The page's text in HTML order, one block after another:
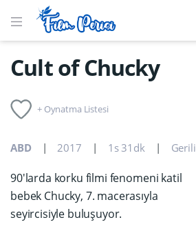
Cult of Chucky
+ Oynatma Listesi
ABD 2017 1s 31dk Gerilim
90'larda korku filmi fenomeni katil
bebek Chucky, 7. macerasıyla
seyircisiyle buluşuyor.